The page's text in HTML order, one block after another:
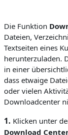
Die Funktion
Dateien,
Textseiten eines
herunterzuladen.
in einer
dass etwaige
oder vielen
Downloadcenter
1. Klicken unter
Download